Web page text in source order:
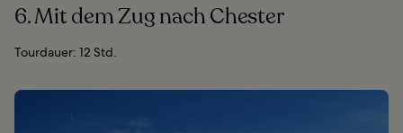
6. Mit dem Zug nach Chester
Tourdauer: 12 Std.